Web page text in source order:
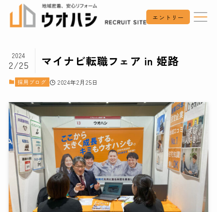
エントリー
マイナビ転職フェア in 姫路
2024
2/25
採用ブログ 2024年2月25日